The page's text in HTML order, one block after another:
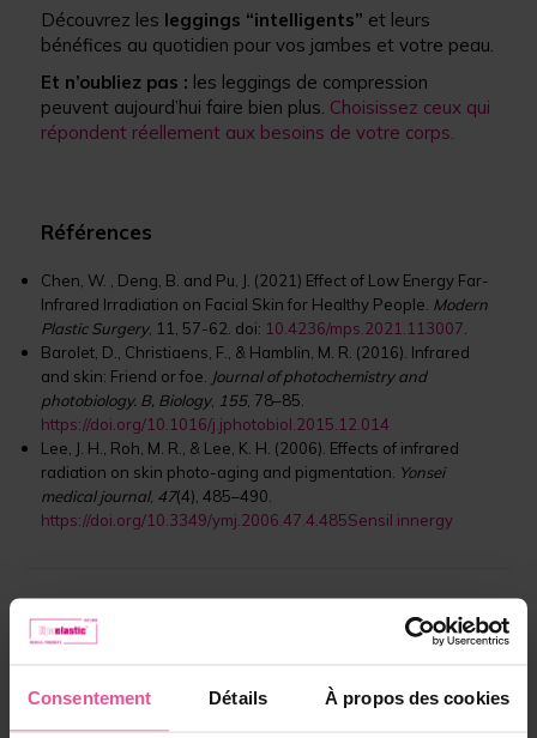
Consentement Détails À propos des cookies
Découvrez les leggings “intelligents” et leurs
bénéfices au quotidien pour vos jambes et votre peau.
Et n’oubliez pas : les leggings de compression
peuvent aujourd’hui faire bien plus. Choisissez ceux qui
répondent réellement aux besoins de votre corps.
Références
Chen, W. , Deng, B. and Pu, J. (2021) Effect of Low Energy Far-
Infrared Irradiation on Facial Skin for Healthy People. Modern
Plastic Surgery, 11, 57-62. doi: 10.4236/mps.2021.113007
Barolet, D., Christiaens, F., & Hamblin, M. R. (2016). Infrared
and skin: Friend or foe. Journal of photochemistry and
photobiology. B, Biology, 155, 78–85.
https://doi.org/10.1016/j.jphotobiol.2015.12.014
Lee, J. H., Roh, M. R., & Lee, K. H. (2006). Effects of infrared
radiation on skin photo-aging and pigmentation. Yonsei
medical journal, 47(4), 485–490.
https://doi.org/10.3349/ymj.2006.47.4.485Sensil innergy
Cette
réponse
avec vos
amis
Partager